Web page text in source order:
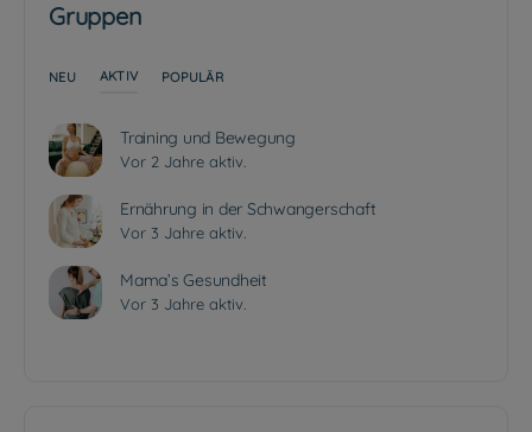
Gruppen
NEU AKTIV POPULÄR
Training und Bewegung
Vor 2 Jahre aktiv.
Ernährung in der Schwangerschaft
Vor 3 Jahre aktiv.
Mama’s Gesundheit
Vor 3 Jahre aktiv.